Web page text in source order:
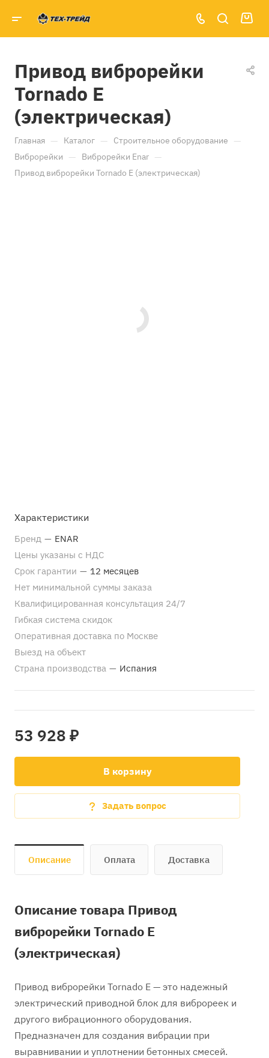
Привод виброрейки
Tornado E
(электрическая)
Главная — Каталог — Строительное оборудование —
Виброрейки — Виброрейки Enar —
Привод виброрейки Tornado E (электрическая)
Характеристики
Бренд — ENAR
Цены указаны с НДС
Срок гарантии — 12 месяцев
Нет минимальной суммы заказа
Квалифицированная консультация 24/7
Гибкая система скидок
Оперативная доставка по Москве
Выезд на объект
Страна производства — Испания
53 928 ₽
В корзину
Задать вопрос
Описание Оплата Доставка
Описание товара Привод
виброрейки Tornado E
(электрическая)
Привод виброрейки Tornado E — это надежный
электрический приводной блок для виброреек и
другого вибрационного оборудования.
Предназначен для создания вибрации при
выравнивании и уплотнении бетонных смесей.